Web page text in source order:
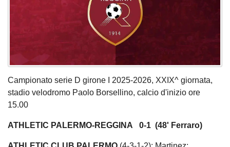
Campionato serie D girone I 2025-2026, XXIX^ giornata,
stadio velodromo Paolo Borsellino, calcio d'inizio ore
15.00
ATHLETIC PALERMO-REGGINA 0-1 (48' Ferraro)